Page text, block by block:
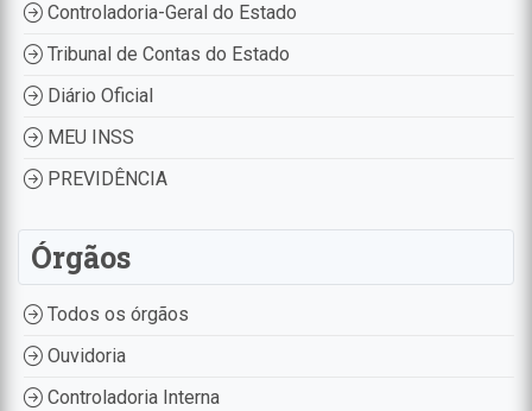
Controladoria-Geral do Estado
Tribunal de Contas do Estado
Diário Oficial
MEU INSS
PREVIDÊNCIA
Órgãos
Todos os órgãos
Ouvidoria
Controladoria Interna